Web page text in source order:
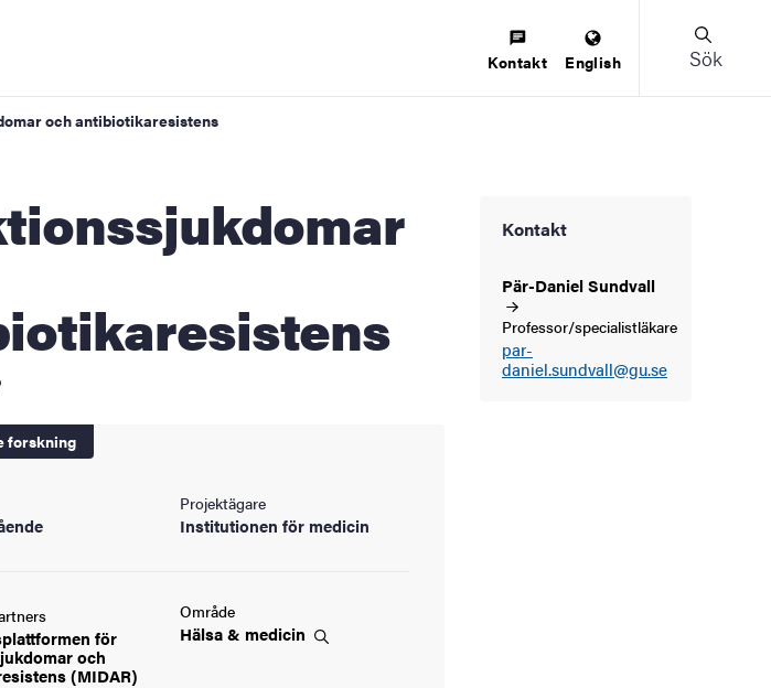
Kontakt English Sök
och antibiotikaresistens
forskning
Projektägare
Institutionen för medicin
för
och
(MIDAR)
Område
Hälsa & medicin
Kontakt
Pär-DanielSundvall
Professor/specialistläkare
par-
daniel.sundvall@gu.se